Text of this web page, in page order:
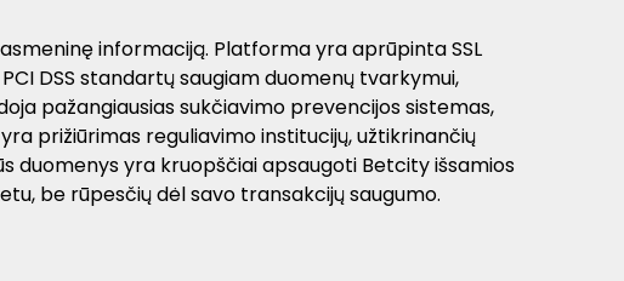
informaciją. Platforma yra aprūpinta SSL
DSS standartų saugiam duomenų tvarkymui,
pažangiausias sukčiavimo prevencijos sistemas,
prižiūrimas reguliavimo institucijų, užtikrinančių
duomenys yra kruopščiai apsaugoti Betcity išsamios
be rūpesčių dėl savo transakcijų saugumo.